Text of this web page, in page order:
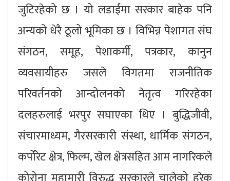
जुटिरहेको छ । यो लडाईंमा सरकार बाहेक पनि
अन्यको धेरै ठूलो भूमिका छ । विभिन्न पेशागत संघ
संगठन, समूह, पेशाकर्मी, पत्रकार, कानुन
व्यवसायीहरु जसले विगतमा राजनीतिक
परिवर्तनको आन्दोलनको नेतृत्व गरिरहेका
दलहरुलाई भरपुर सघाएका थिए । बुद्धिजीवी,
संचारमाध्यम, गैरसरकारी संस्था, धार्मिक संगठन,
कर्पोरेट क्षेत्र, फिल्म, खेल क्षेत्रसहित आम नागरिकले